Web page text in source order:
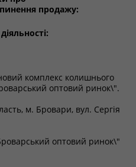
продажу:
комплекс колишнього
оптовий ринок\".
м. Бровари, вул. Сергія
оптовий ринок\"